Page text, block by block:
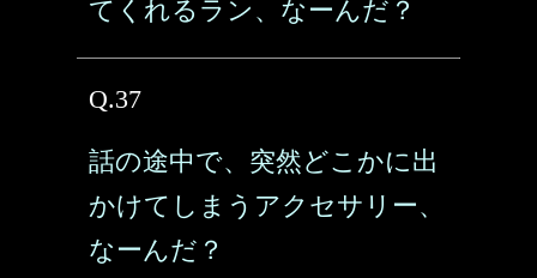
てくれるラン、なーんだ？
Q.37
話の途中で、突然どこかに出
かけてしまうアクセサリー、
なーんだ？